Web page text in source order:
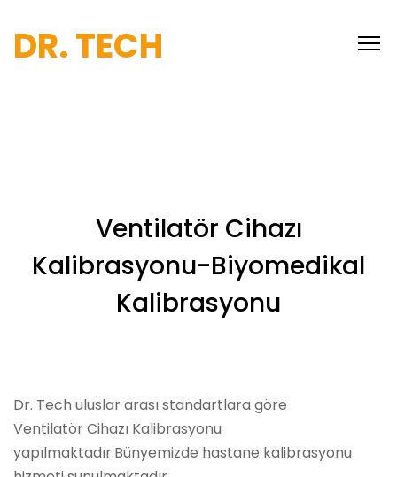
DR. TECH
Ventilatör Cihazı
Kalibrasyonu-Biyomedikal
Kalibrasyonu
Dr. Tech uluslar arası standartlara göre
Ventilatör Cihazı Kalibrasyonu
yapılmaktadır.Bünyemizde hastane kalibrasyonu